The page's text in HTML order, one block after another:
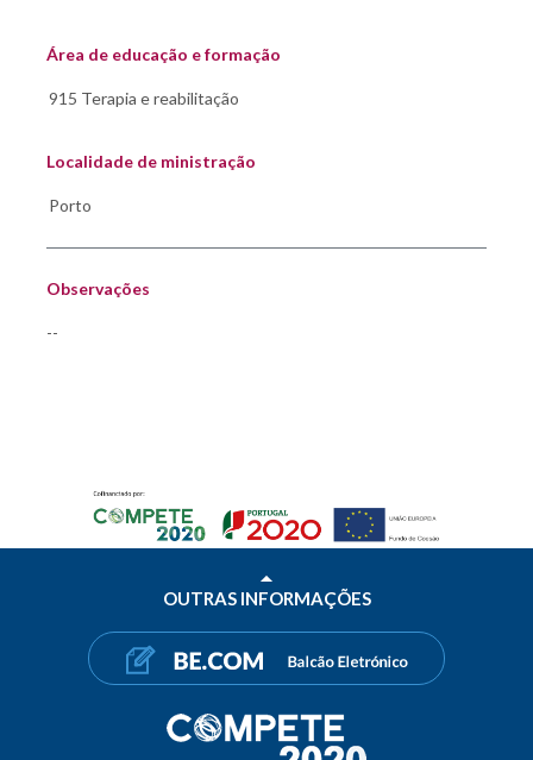
Área de educação e formação
Localidade de ministração
Observações
--
OUTRAS INFORMAÇÕES